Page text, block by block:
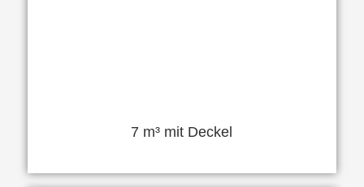
7 m³ mit Deckel